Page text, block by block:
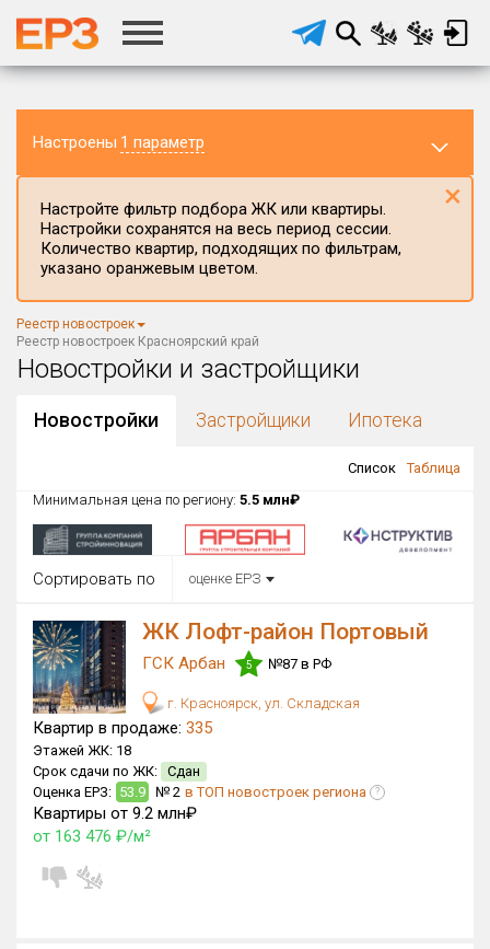
Настроены 1 параметр
Регион ЖК
Красноярский край
Район в регионе
Все
Все
Район в городе
Цена
от
Общая площадь, м²
от
Срок сдачи
от
Настройте фильтр подбора ЖК или квартиры.
Настройки сохранятся на весь период сессии.
Количество квартир, подходящих по фильтрам,
указано оранжевым цветом.
×
Реестр новостроек
Реестр новостроек Красноярский край
Новостройки и застройщики
Новостройки Застройщики Ипотека
Список
Таблица
Минимальная цена по региону: 5.5 млн₽
Сортировать по оценке ЕРЗ
ЖК Лофт-район Портовый
ГСК Арбан 5 №87 в РФ
г. Красноярск, ул. Складская
Квартир в продаже: 335
Этажей ЖК: 18
Срок сдачи по ЖК: Сдан
Оценка ЕРЗ: 53.9 № 2 в ТОП новостроек региона ?
Квартиры от 9.2 млн₽
от 163 476 ₽/м²